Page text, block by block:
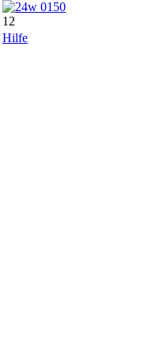
12
Hilfe